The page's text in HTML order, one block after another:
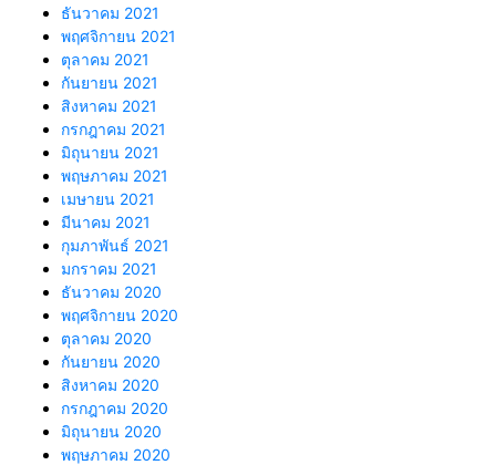
ธันวาคม 2021
พฤศจิกายน 2021
ตุลาคม 2021
กันยายน 2021
สิงหาคม 2021
กรกฎาคม 2021
มิถุนายน 2021
พฤษภาคม 2021
เมษายน 2021
มีนาคม 2021
กุมภาพันธ์ 2021
มกราคม 2021
ธันวาคม 2020
พฤศจิกายน 2020
ตุลาคม 2020
กันยายน 2020
สิงหาคม 2020
กรกฎาคม 2020
มิถุนายน 2020
พฤษภาคม 2020